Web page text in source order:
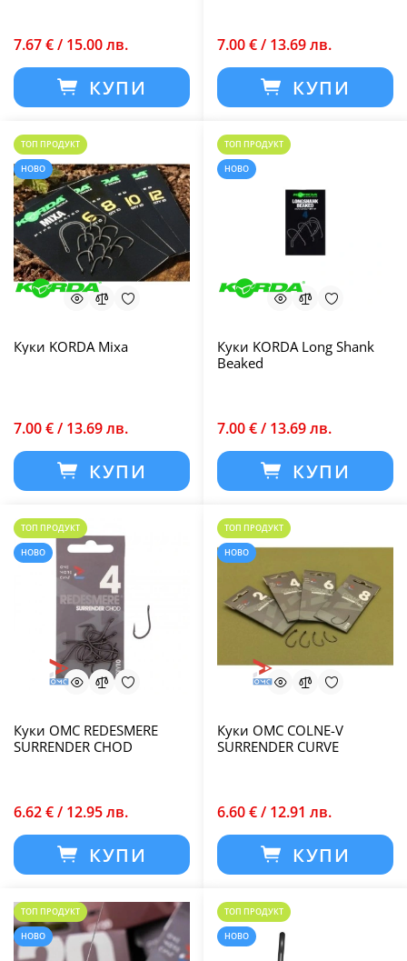
7.67 € / 15.00 лв.
КУПИ
7.00 € / 13.69 лв.
КУПИ
ТОП ПРОДУКТ
НОВО
Куки KORDA Mixa
7.00 € / 13.69 лв.
КУПИ
ТОП ПРОДУКТ
НОВО
Куки KORDA Long Shank
Beaked
7.00 € / 13.69 лв.
КУПИ
ТОП ПРОДУКТ
НОВО
Куки OMC REDESMERE
SURRENDER CHOD
6.62 € / 12.95 лв.
КУПИ
ТОП ПРОДУКТ
НОВО
Куки OMC COLNE-V
SURRENDER CURVE
6.60 € / 12.91 лв.
КУПИ
ТОП ПРОДУКТ
НОВО
ТОП ПРОДУКТ
НОВО